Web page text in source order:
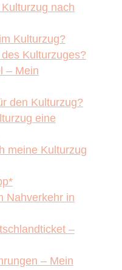
nach
Kulturzug?
Kulturzuges?
– Mein
den Kulturzug?
eine
meine Kulturzug
Nahverkehr in
–
– Mein